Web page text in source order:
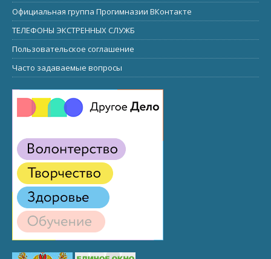
Официальная группа Прогимназии ВКонтакте
ТЕЛЕФОНЫ ЭКСТРЕННЫХ СЛУЖБ
Пользовательское соглашение
Часто задаваемые вопросы